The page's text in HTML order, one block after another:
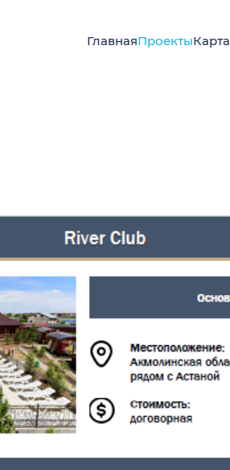
ГлавнаяПроектыКарта